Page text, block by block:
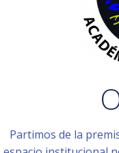
Partimos de la